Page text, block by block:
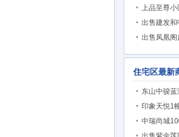
上品至尊小
出售建发和
出售凤凰阁
住宅区最新
东山中骏
印象天悦1
中瑞尚城